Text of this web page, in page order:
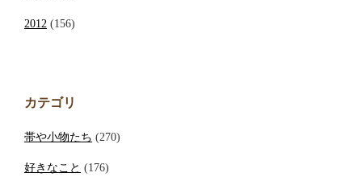
2012 (156)
カテゴリ
帯や小物たち (270)
好きなこと (176)